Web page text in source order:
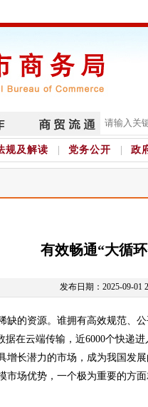
规及解读 党务公开 政
有效畅通“大循
发布日期：2025-09-01
缺的资源。谁拥有高效规范、
据在云端传输，近6000个快递
长潜力的市场，成为我国发
市场优势，一个极为重要的方